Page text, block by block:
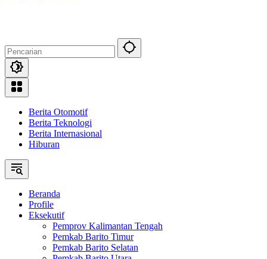
Berita Otomotif
Berita Teknologi
Berita Internasional
Hiburan
Beranda
Profile
Eksekutif
Pemprov Kalimantan Tengah
Pemkab Barito Timur
Pemkab Barito Selatan